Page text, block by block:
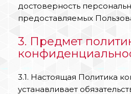
достоверность
предоставляемых
3. Предмет
3.1. Настоящая Политика
устанавливает